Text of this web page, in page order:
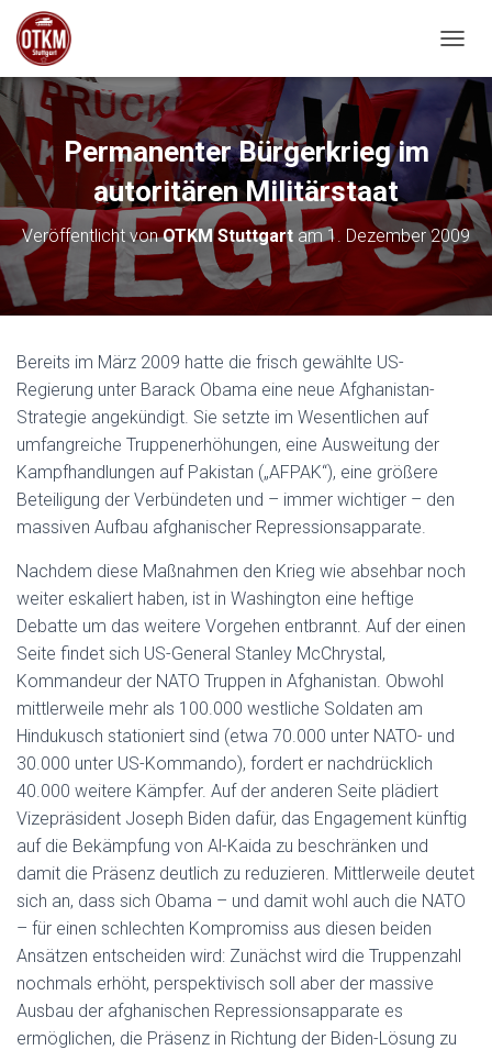
Permanenter Bürgerkrieg im
autoritären Militärstaat
Veröffentlicht vonOTKM Stuttgart am1. Dezember 2009
Bereits im März 2009 hatte die frisch gewählte US-
Regierung unter Barack Obama eine neue Afghanistan-
Strategie angekündigt. Sie setzte im Wesentlichen auf
umfangreiche Truppenerhöhungen, eine Ausweitung der
Kampfhandlungen auf Pakistan („AFPAK“), eine größere
Beteiligung der Verbündeten und – immer wichtiger – den
massiven Aufbau afghanischer Repressionsapparate.
Nachdem diese Maßnahmen den Krieg wie absehbar noch
weiter eskaliert haben, ist in Washington eine heftige
Debatte um das weitere Vorgehen entbrannt. Auf der einen
Seite findet sich US-General Stanley McChrystal,
Kommandeur der NATO Truppen in Afghanistan. Obwohl
mittlerweile mehr als 100.000 westliche Soldaten am
Hindukusch stationiert sind (etwa 70.000 unter NATO- und
30.000 unter US-Kommando), fordert er nachdrücklich
40.000 weitere Kämpfer. Auf der anderen Seite plädiert
Vizepräsident Joseph Biden dafür, das Engagement künftig
auf die Bekämpfung von Al-Kaida zu beschränken und
damit die Präsenz deutlich zu reduzieren. Mittlerweile deutet
sich an, dass sich Obama – und damit wohl auch die NATO
– für einen schlechten Kompromiss aus diesen beiden
Ansätzen entscheiden wird: Zunächst wird die Truppenzahl
nochmals erhöht, perspektivisch soll aber der massive
Ausbau der afghanischen Repressionsapparate es
ermöglichen, die Präsenz in Richtung der Biden-Lösung zu